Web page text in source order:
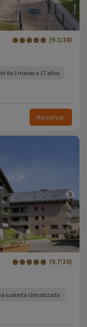
(9.3/10)
de 3 meses a 17 años
Reservar
(9.7/10)
cubierta climatizada